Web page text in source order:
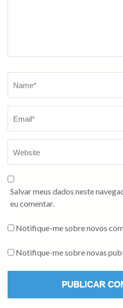
Salvar meus dados neste
eu comentar.
Notifique-me sobre novos
Notifique-me sobre novas